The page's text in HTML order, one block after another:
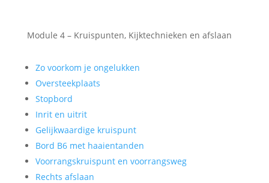
Module 4 – Kruispunten, Kijktechnieken en afslaan
Zo voorkom je ongelukken
Oversteekplaats
Stopbord
Inrit en uitrit
Gelijkwaardige kruispunt
Bord B6 met haaientanden
Voorrangskruispunt en voorrangsweg
Rechts afslaan